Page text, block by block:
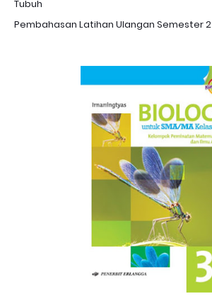
Tubuh
Pembahasan Latihan Ulangan Semester 2